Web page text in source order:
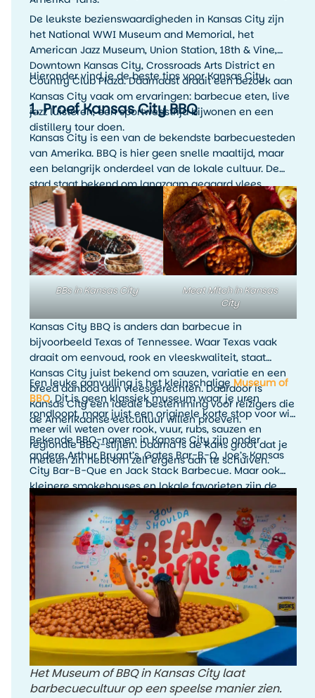
De leukste bezienswaardigheden in Kansas City zijn
het National WWI Museum and Memorial, het
American Jazz Museum, Union Station, 18th & Vine,
Downtown Kansas City, Crossroads Arts District en
Country Club Plaza. Daarnaast draait een bezoek aan
Kansas City vaak om ervaringen: barbecue eten, live
jazz luisteren, een sportwedstrijd bijwonen en een
distillery tour doen.
Hieronder vind je de beste tips voor Kansas City.
1. Proef Kansas City BBQ
Kansas City is een van de bekendste barbecuesteden
van Amerika. BBQ is hier geen snelle maaltijd, maar
een belangrijk onderdeel van de lokale cultuur. De
stad staat bekend om langzaam gegaard vlees,
rokerige smaken, rijke sauzen en veel variatie. Denk
aan ribs, brisket, pulled pork, burnt ends en
rijkgevulde barbecueplates.
BBs in Kansas City
Meat Mitch in Kansas
City
Kansas City BBQ is anders dan barbecue in
bijvoorbeeld Texas of Tennessee. Waar Texas vaak
draait om eenvoud, rook en vleeskwaliteit, staat
Kansas City juist bekend om sauzen, variatie en een
breed aanbod aan vleesgerechten. Daardoor is
Kansas City een ideale bestemming voor reizigers die
de Amerikaanse eetcultuur willen proeven.
Een leuke aanvulling is het kleinschaligeMuseum of
BBQ. Dit is geen klassiek museum waar je uren
rondloopt, maar juist een originele korte stop voor wie
meer wil weten over rook, vuur, rubs, sauzen en
regionale BBQ-stijlen. Daarna is de kans groot dat je
meteen zin hebt om zelf ergens aan te schuiven.
Bekende BBQ-namen in Kansas City zijn onder
andere Arthur Bryant’s, Gates Bar-B-Q, Joe’s Kansas
City Bar-B-Que en Jack Stack Barbecue. Maar ook
kleinere smokehouses en lokale favorieten zijn de
moeite waard. Het leukste is om tijdens je verblijf
meerdere BBQ-stops te proberen en zelf te ontdekken
welke stijl jouw favoriet is.
Het Museum of BBQ in Kansas City laat
barbecuecultuur op een speelse manier zien.